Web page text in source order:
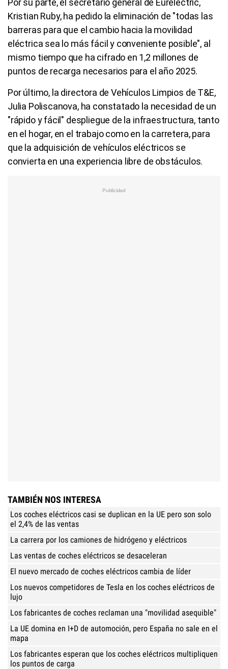
Kristian Ruby, ha pedido la eliminación de "todas las
barreras para que el cambio hacia la movilidad
eléctrica sea lo más fácil y conveniente posible", al
mismo tiempo que ha cifrado en 1,2 millones de
puntos de recarga necesarios para el año 2025.
Por último, la directora de Vehículos Limpios de T&E,
Julia Poliscanova, ha constatado la necesidad de un
"rápido y fácil" despliegue de la infraestructura, tanto
en el hogar, en el trabajo como en la carretera, para
que la adquisición de vehículos eléctricos se
convierta en una experiencia libre de obstáculos.
TAMBIÉN NOS INTERESA
Los coches eléctricos casi se duplican en la UE pero son solo
el 2,4% de las ventas
La carrera por los camiones de hidrógeno y eléctricos
Las ventas de coches eléctricos se desaceleran
El nuevo mercado de coches eléctricos cambia de líder
Los nuevos competidores de Tesla en los coches eléctricos de
lujo
Los fabricantes de coches reclaman una "movilidad asequible"
La UE domina en I+D de automoción, pero España no sale en el
mapa
Los fabricantes esperan que los coches eléctricos multipliquen
los puntos de carga